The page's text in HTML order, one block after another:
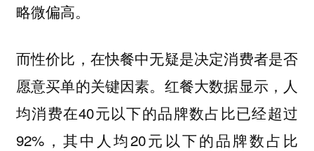
略微偏高。
而性价比，在快餐中无疑是决定消费者是否
愿意买单的关键因素。红餐大数据显示，人
均消费在40元以下的品牌数占比已经超过
92%，其中人均20元以下的品牌数占比